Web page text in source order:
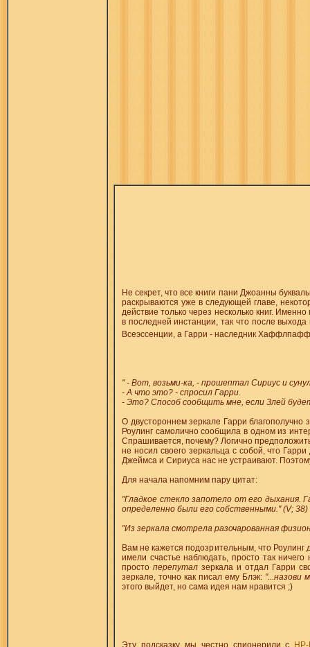
Не секрет, что все книги пани Джоанны
раскрываются уже в следующей главе,
действие только через несколько книг.
в последней инстанции, так что после
Всеэссенции, а Гарри - наследник
" - Вот, возьми-ка, - прошептал Сириус и
- А что это? - спросил Гарри.
- Это? Способ сообщить мне, если Злей
О двустороннем зеркале Гарри
Роулинг самолично сообщила в одном из
Спрашивается, почему? Логично
не носил своего зеркальца с собой, что
Джеймса и Сириуса нас не устраивают.
Для начала напомним пару цитат:
"Гладкое стекло запотело от его дыхания.
определенно были его собственными." (V; 38)
"Из зеркала смотрела разочарованная
Вам не кажется подозрительным, что
имели счастье наблюдать, просто так
просто перепуталзеркала и отдал Гарри
зеркале, точно как писал ему Блэк: "...назови
этого выйдет, но сама идея нам нравится ;)
Эту подсказку мы честно спионерили с